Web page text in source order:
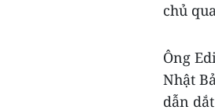
chủ
Ông
Nhật
dẫn